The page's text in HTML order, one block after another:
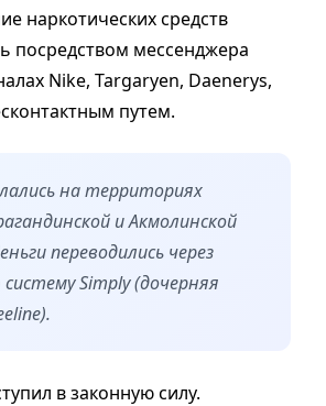
наркотических средств
посредством мессенджера
Nike, Targaryen, Daenerys,
путем.
на территориях
и Акмолинской
переводились через
Simply (дочерняя
в законную силу.